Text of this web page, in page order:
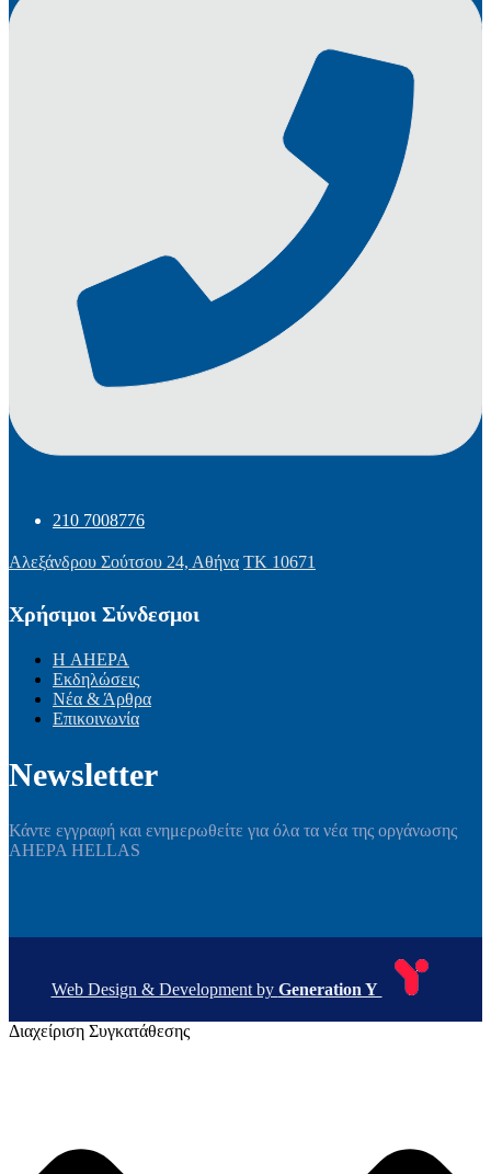
210 7008776
Αλεξάνδρου Σούτσου 24, Αθήνα ΤΚ 10671
Χρήσιμοι Σύνδεσμοι
Η AHEPA
Εκδηλώσεις
Νέα & Άρθρα
Επικοινωνία
Newsletter
Κάντε εγγραφή και ενημερωθείτε για όλα τα νέα της οργάνωσης
AHEPA HELLAS
Web Design & Development by Generation Y
Διαχείριση Συγκατάθεσης